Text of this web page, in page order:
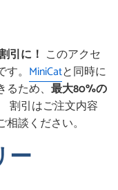
引に！ このアクセ
。 MiniCatと同時に
ため、 最大80%の
割引はご注文内容
談ください。
ー